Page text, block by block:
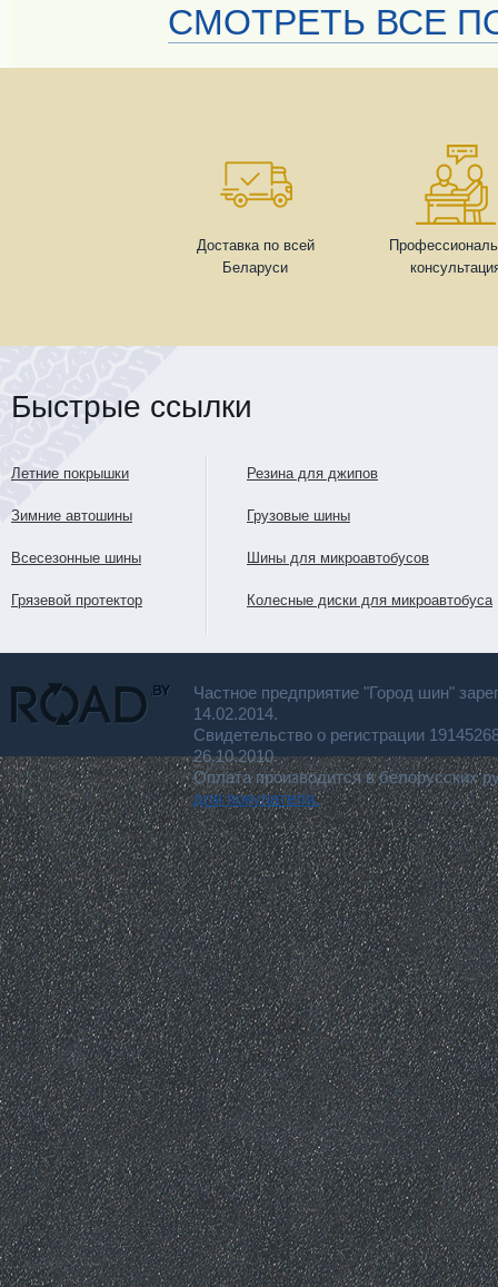
СМОТРЕТЬ ВСЕ
Доставка по всей
Беларуси
Быстрые ссылки
Летние покрышки
Зимние автошины
Всесезонные шины
Грязевой протектор
Резина для джипов
Грузовые шины
Шины для микроавтобусов
Колесные диски для микроавтобуса
Частное предприятие "Город шин"
14.02.2014.
Свидетельство о регистрации
26.10.2010.
Оплата производится в белорусских
для покупателя.